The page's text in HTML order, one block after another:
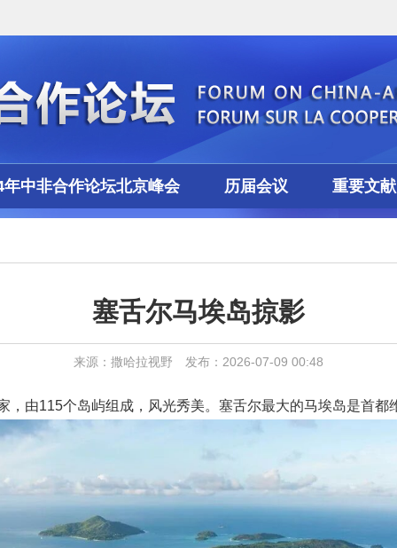
年中非合作论坛北京峰会 历届会议 重要文献
塞舌尔马埃岛掠影
来源：撒哈拉视野 发布：2026-07-09 00:48
，由115个岛屿组成，风光秀美。塞舌尔最大的马埃岛是首